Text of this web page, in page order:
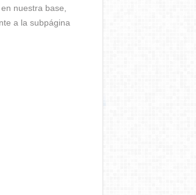
nuestra base,
a la subpágina